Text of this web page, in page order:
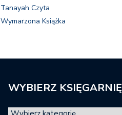
Tanayah Czyta
Wymarzona Książka
WYBIERZ KSIĘGARNIĘ